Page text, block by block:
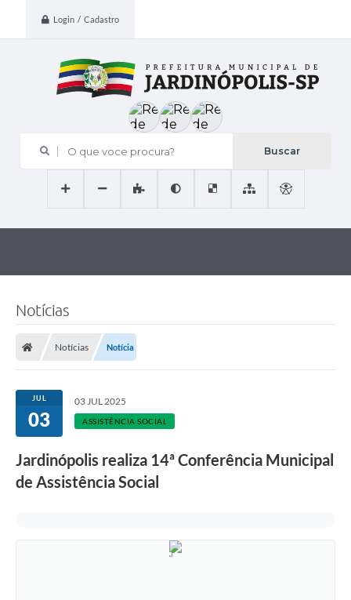
Login / Cadastro
O que voce procura?
Notícias
Notícias Notícia
JUL
03
03 JUL 2025
ASSISTÊNCIA SOCIAL
Jardinópolis realiza 14ª Conferência Municipal
de Assistência Social